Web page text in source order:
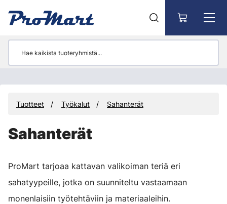
Tuotteet Työkalut Sahanterät
Sahanterät
ProMart tarjoaa kattavan valikoiman teriä eri
sahatyypeille, jotka on suunniteltu vastaamaan
monenlaisiin työtehtäviin ja materiaaleihin.